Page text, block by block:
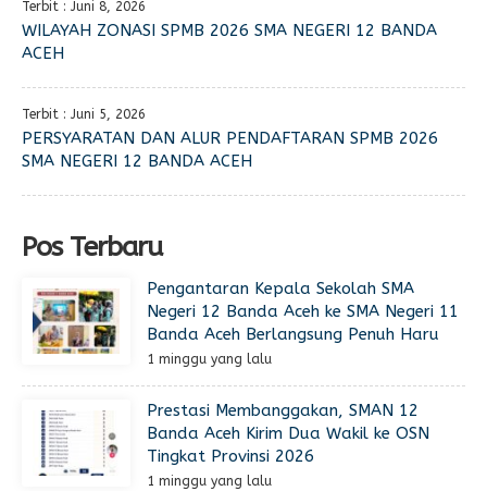
Terbit : Juni 8, 2026
WILAYAH ZONASI SPMB 2026 SMA NEGERI 12 BANDA
ACEH
Terbit : Juni 5, 2026
PERSYARATAN DAN ALUR PENDAFTARAN SPMB 2026
SMA NEGERI 12 BANDA ACEH
Pos Terbaru
Pengantaran Kepala Sekolah SMA
Negeri 12 Banda Aceh ke SMA Negeri 11
Banda Aceh Berlangsung Penuh Haru
1 minggu yang lalu
Prestasi Membanggakan, SMAN 12
Banda Aceh Kirim Dua Wakil ke OSN
Tingkat Provinsi 2026
1 minggu yang lalu